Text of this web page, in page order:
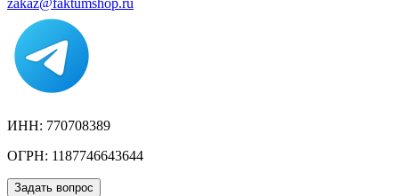
zakaz@faktumshop.ru
ИНН: 770708389
ОГРН: 1187746643644
Задать вопрос